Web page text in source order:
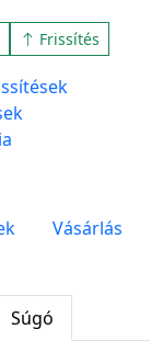
Frissítés
Vásárlás
Súgó